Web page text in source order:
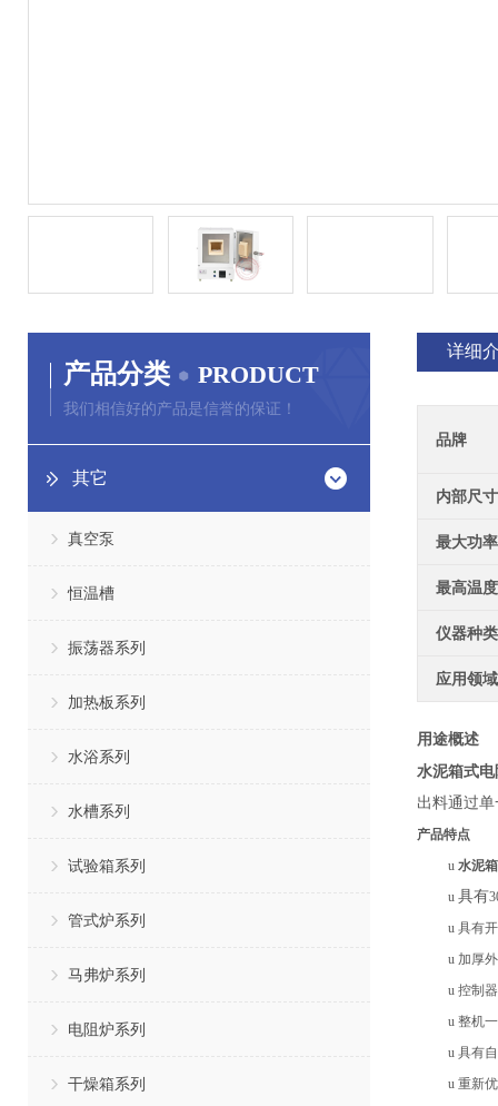
产品分类 PRODUCT
我们相信好的产品是信誉的保证！
其它
真空泵
恒温槽
振荡器系列
加热板系列
水浴系列
水槽系列
试验箱系列
管式炉系列
马弗炉系列
电阻炉系列
干燥箱系列
详细
品牌
内部尺寸
最大功率
最高温度
仪器种类
应用领域
用途概述
水泥箱式电
出料通过
产品特点
u 水泥
u 具有
u 具有
u 加厚
u 控制
u 整机
u 具有
u 重新